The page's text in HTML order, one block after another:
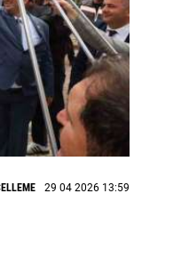
29 04 2026 13:59